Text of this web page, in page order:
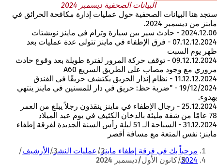
البيانات الصحفية ديسمبر 2024
ستجد هنا البيانات الصحفية حول عمليات إدارة مكافحة الحرائق في
ماينز من ديسمبر 2024.
2024.12.06 - حادث سير بين سيارة وترام في ماينز نويشتات
07.12.12.2024 - فرق الإطفاء في ماينز تتولى عدة عمليات بعد
ظهر يوم السبت
09.12.12.2024 - توقف حركة المرور لفترة طويلة بعد وقوع حادث
مروري مع وجود مصاب على الطريق السريع A60
11.12.12.2024 - نظام إنذار الحريق يكتشف حريقًا في الفندق
19/12/2024 - "ضربة حظ: حريق في دار للمسنين في ماينز ينتهي
بهدوء.
25.12.2024 - رجال الإطفاء في ماينز ينقذون رجلاً يبلغ من العمر
78 عامًا من شقة مليئة بالدخان الكثيف في يوم عيد الميلاد
31.12.2024 - السباحة الـ 51 ليلة رأس السنة الجديدة لفرقة إطفاء
ماينز: نفس المتعة مع مسافة أقصر
أنت
هنا
مرحباً بك في فرقة إطفاء ماينز عمليات النشر الأرشيف
2024 كانون الأول/ديسمبر 2024